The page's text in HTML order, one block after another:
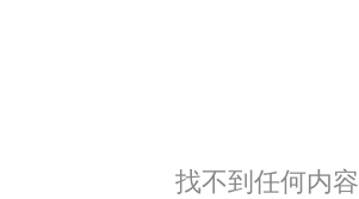
找不到任何内容